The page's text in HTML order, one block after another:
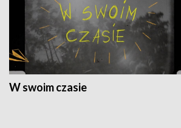
W swoim czasie